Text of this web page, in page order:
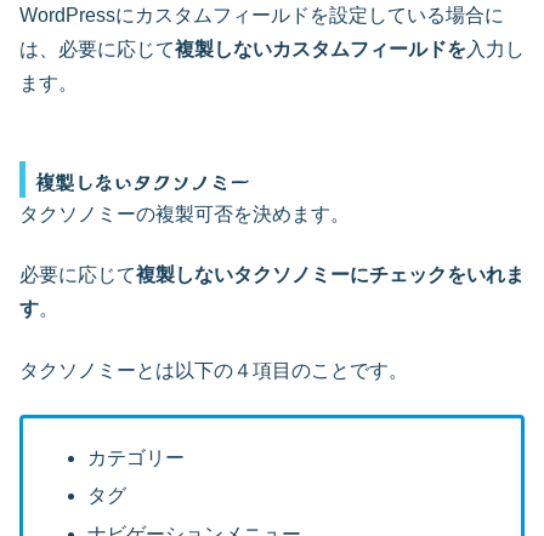
WordPressにカスタムフィールドを設定している場合に
は、必要に応じて複製しないカスタムフィールドを入力し
ます。
複製しないタクソノミー
タクソノミーの複製可否を決めます。
必要に応じて複製しないタクソノミーにチェックをいれま
す。
タクソノミーとは以下の４項目のことです。
カテゴリー
タグ